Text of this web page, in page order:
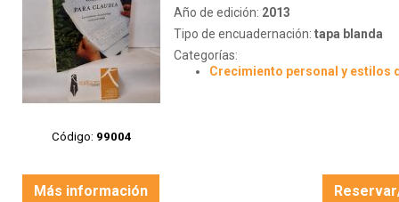
Código: 99004
Año de edición: 2013
Tipo de encuadernación: tapa blanda
Categorías:
Crecimiento personal y estilos
Más información